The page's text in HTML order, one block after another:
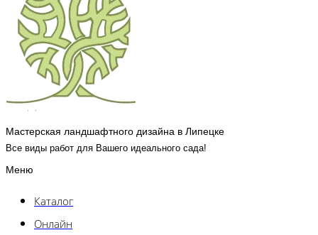
Мастерская ландшафтного дизайна в Липецке
Все виды работ для Вашего идеального сада!
Меню
Каталог
Онлайн